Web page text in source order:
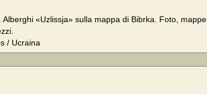
«Uzlissja» sulla mappa di Bibrka. Foto, mappe,
/ Ucraina